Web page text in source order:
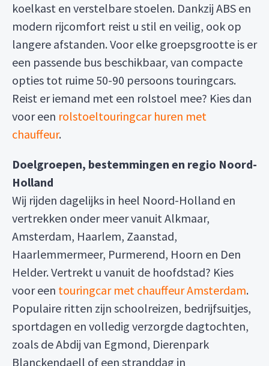
koelkast en verstelbare stoelen. Dankzij ABS en
modern rijcomfort reist u stil en veilig, ook op
langere afstanden. Voor elke groepsgrootte is er
een passende bus beschikbaar, van compacte
opties tot ruime 50-90 persoons touringcars.
Reist er iemand met een rolstoel mee? Kies dan
voor een rolstoeltouringcar huren met
chauffeur.
Doelgroepen, bestemmingen en regio Noord-
Holland
Wij rijden dagelijks in heel Noord-Holland en
vertrekken onder meer vanuit Alkmaar,
Amsterdam, Haarlem, Zaanstad,
Haarlemmermeer, Purmerend, Hoorn en Den
Helder. Vertrekt u vanuit de hoofdstad? Kies
voor een touringcar met chauffeur Amsterdam.
Populaire ritten zijn schoolreizen, bedrijfsuitjes,
sportdagen en volledig verzorgde dagtochten,
zoals de Abdij van Egmond, Dierenpark
Blanckendaell of een stranddag in